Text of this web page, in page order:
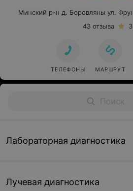
Минский р-н д. Боровляны ул.
43 отзыва
ТЕЛЕФОНЫ МАРШРУТ
Лабораторная диагностика
Лучевая диагностика